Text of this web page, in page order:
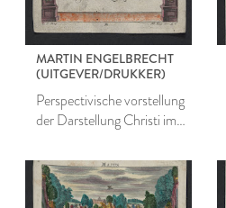
MARTIN ENGELBRECHT
(UITGEVER/DRUKKER)
Perspectivische vorstellung
der Darstellung Christi im